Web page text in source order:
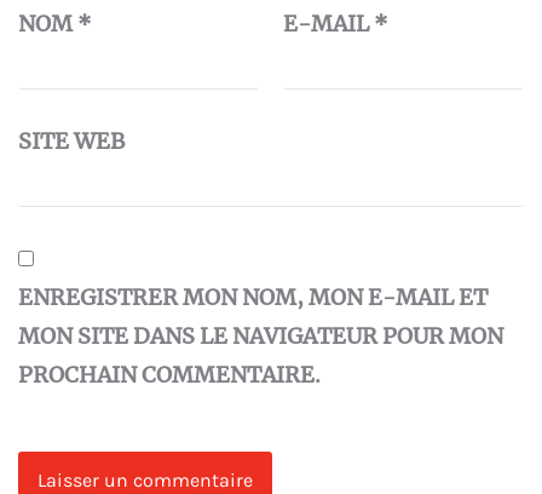
NOM* E-MAIL*
SITE WEB
ENREGISTRER MON NOM, MON E-MAIL ET
MON SITE DANS LE NAVIGATEUR POUR MON
PROCHAIN COMMENTAIRE.